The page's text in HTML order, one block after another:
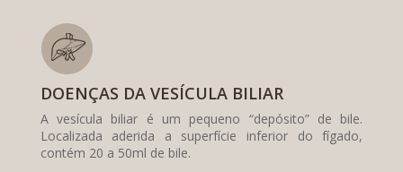
DOENÇAS DA VESÍCULA BILIAR
A vesícula biliar é um pequeno “depósito” de bile.
Localizada aderida a superfície inferior do fígado,
contém 20 a 50ml de bile.